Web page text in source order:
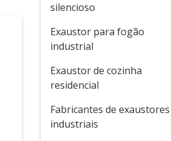
silencioso
Exaustor para fogão
industrial
Exaustor de cozinha
residencial
Fabricantes de exaustores
industriais